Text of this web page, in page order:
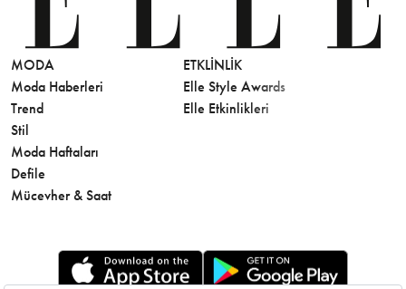
MODA
Moda Haberleri
Trend
Stil
Moda Haftaları
Defile
Mücevher & Saat
ETKLINLIK
Elle Style Awards
Elle Etkinlikleri